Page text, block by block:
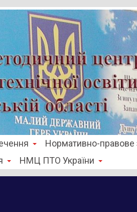
Нормативно-правове
НМЦ ПТО України